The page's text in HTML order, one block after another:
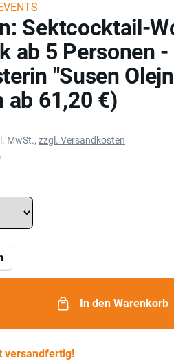
Sektcocktail-
ab 5 Personen
"Susen
ab 61,20 €)
MwSt., zzgl. Versandkosten
In den Warenkorb
versandfertig!